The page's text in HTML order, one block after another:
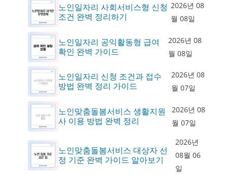
노인일자리 사회서비스형 신청
조건 완벽 정리하기
2026년 08
월 08일
노인일자리 공익활동형 급여
확인 완벽 가이드
2026년 08
월 08일
노인일자리 신청 조건과 접수
방법 완벽 정리 가이드
2026년 08
월 07일
노인맞춤돌봄서비스 생활지원
사 이용 방법 완벽 정리
2026년 08
월 07일
노인맞춤돌봄서비스 대상자 선
정 기준 완벽 가이드 알아보기
2026년
08월 06
일